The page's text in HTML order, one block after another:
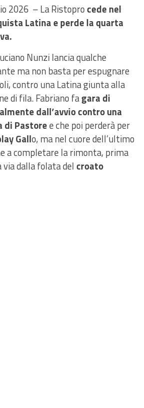
2026 – La Ristopro cede nel
Latina e perde la quarta
Nunzi lancia qualche
ma non basta per espugnare
contro una Latina giunta alla
di fila. Fabriano fagara di
dall’avvio contro una
di Pastoree che poi perderà per
Gallo, ma nel cuore dell’ultimo
a completare la rimonta, prima
dalla folata del croato